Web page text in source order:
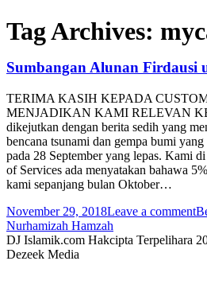
Tag Archives:
Sumbangan Alunan Firdausi
TERIMA KASIH KEPADA
MENJADIKAN KAMI RELEVAN
dikejutkan dengan berita sedih yang
bencana tsunami dan gempa bumi
pada 28 September yang lepas. Kami
of Services ada menyatakan bahawa
kami sepanjang bulan Oktober…
November 29, 2018Leave a comment
Nurhamizah Hamzah
DJ Islamik.com Hakcipta Terpelihara
Dezeek Media